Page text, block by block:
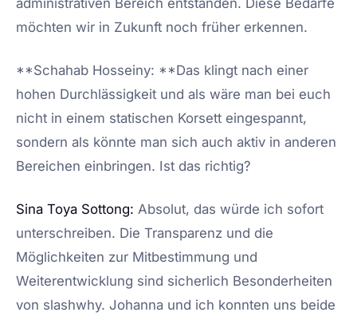
administrativen Bereich entstanden. Diese Bedarfe
möchten wir in Zukunft noch früher erkennen.
**Schahab Hosseiny: **Das klingt nach einer
hohen Durchlässigkeit und als wäre man bei euch
nicht in einem statischen Korsett eingespannt,
sondern als könnte man sich auch aktiv in anderen
Bereichen einbringen. Ist das richtig?
Sina Toya Sottong: Absolut, das würde ich sofort
unterschreiben. Die Transparenz und die
Möglichkeiten zur Mitbestimmung und
Weiterentwicklung sind sicherlich Besonderheiten
von slashwhy. Johanna und ich konnten uns beide